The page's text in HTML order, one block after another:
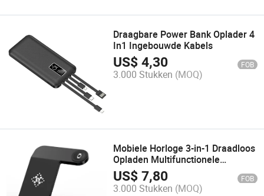
Draagbare Power Bank Oplader 4
In1 Ingebouwde Kabels
US$4,30 FOB
3.000 Stukken (MOQ)
Mobiele Horloge 3-in-1 Draadloos
Opladen Multifunctionele
Draadloze Oplader
US$7,80 FOB
3.000 Stukken (MOQ)